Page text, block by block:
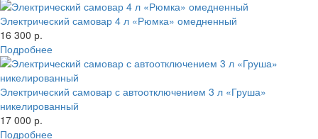
Электрический самовар 4 л «Рюмка» омедненный
16 300 р.
Подробнее
Электрический самовар с автоотключением 3 л «Груша»
никелированный
17 000 р.
Подробнее